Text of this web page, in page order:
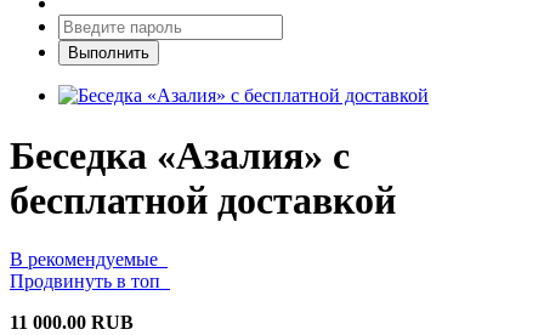
Беседка «Азалия» c
бесплатной доставкой
В рекомендуемые
Продвинуть в топ
11 000.00 RUB